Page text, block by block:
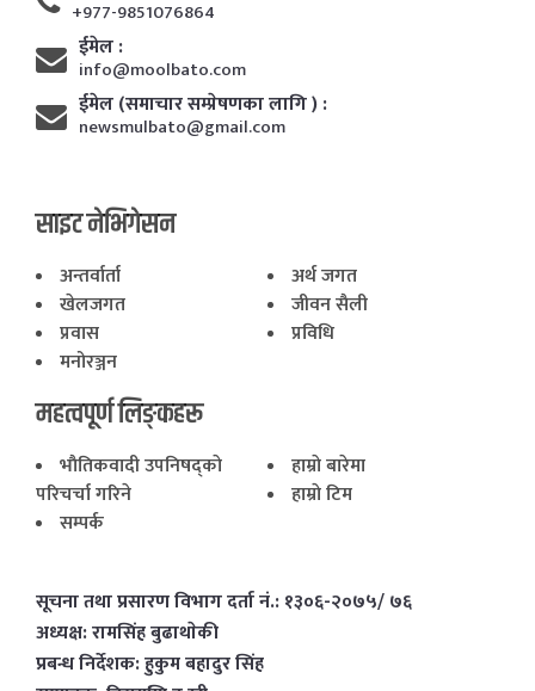
+977-9851076864
ईमेल :
info@moolbato.com
ईमेल (समाचार सम्प्रेषणका लागि ) :
newsmulbato@gmail.com
साइट नेभिगेसन
अन्तर्वार्ता
अर्थ जगत
खेलजगत
जीवन सैली
प्रवास
प्रविधि
मनोरञ्जन
महत्वपूर्ण लिङ्कहरू
भाैतिकवादी उपनिषद्काे
परिचर्चा गरिने
हाम्राे बारेमा
हाम्राे टिम
सम्पर्क
सूचना तथा प्रसारण विभाग दर्ता नं.: १३०६-२०७५/ ७६
अध्यक्ष: रामसिंह बुढाथाेकी
प्रबन्ध निर्देशक: हुकुम बहादुर सिंह